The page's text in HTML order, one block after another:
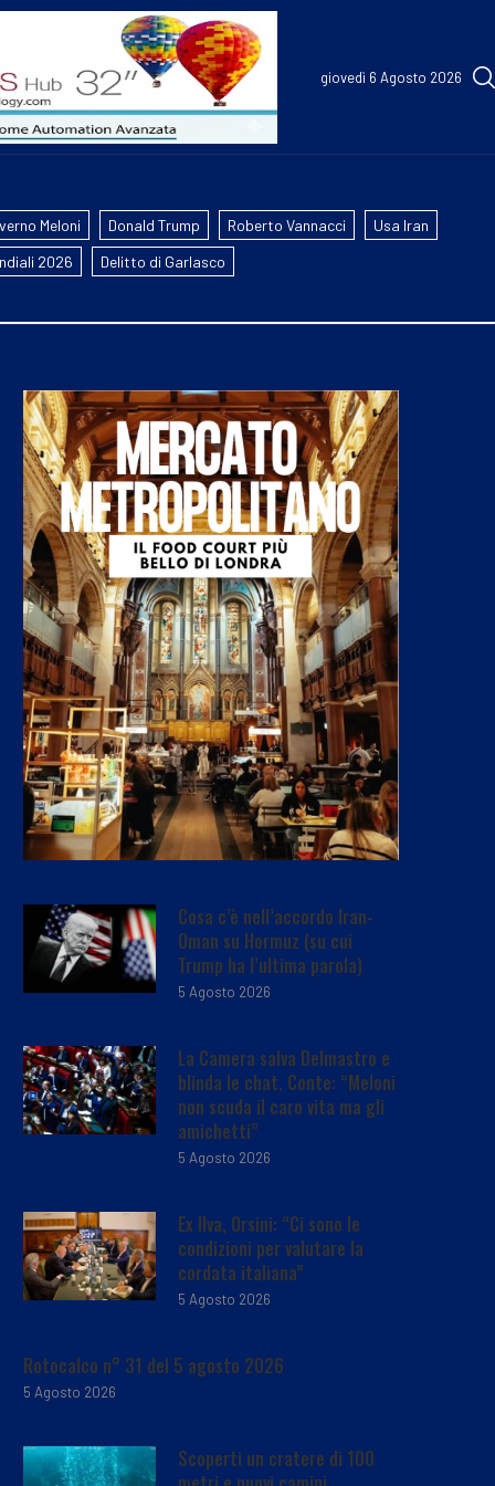
giovedì 6 Agosto 2026
Meloni Donald Trump Roberto Vannacci
Usa Iran
2026
Delitto di Garlasco
Cosa c’è nell’accordo Iran-
Oman su Hormuz (su cui
Trump ha l’ultima parola)
5 Agosto 2026
La Camera salva Delmastro e
blinda le chat. Conte: “Meloni
non scuda il caro vita ma gli
amichetti”
5 Agosto 2026
Ex Ilva, Orsini: “Ci sono le
condizioni per valutare la
cordata italiana”
5 Agosto 2026
Rotocalco n° 31 del 5 agosto 2026
5 Agosto 2026
Scoperti un cratere di 100